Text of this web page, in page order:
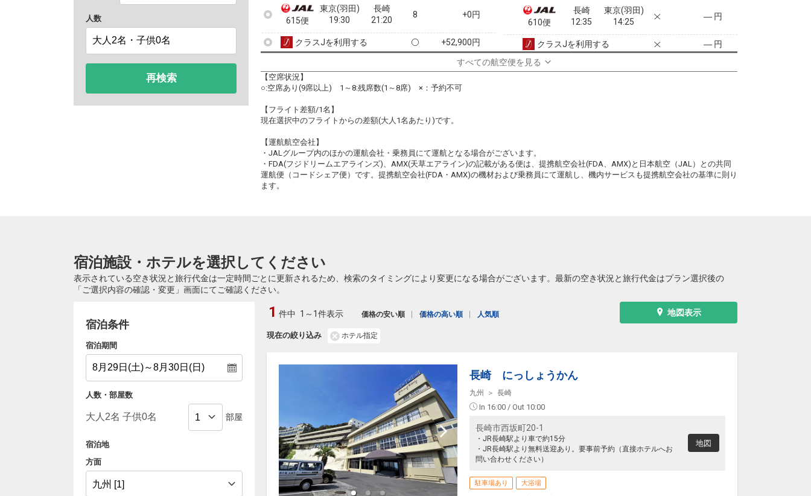
人数
再検索
615便
東京(羽田)
19:30
長崎
21:20
8 +0円
クラスJを利用する +52,900円
610便
長崎
12:35
東京(羽田)
14:25
― 円
クラスJを利用する ― 円
― 円
長崎
東京(羽田)
― 円
すべての航空便を見る
【空席状況】
○:空席あり(9席以上) 1～8:残席数(1～8席) ×：予約不可
【フライト差額/1名】
現在選択中のフライトからの差額(大人1名あたり)です。
【運航航空会社】
・JALグループ内のほかの運航会社・乗務員にて運航となる場合がございます。
・FDA(フジドリームエアラインズ)、AMX(天草エアライン)の記載がある便は、提携航空会社(FDA、AMX)と日本航空（JAL）との共同
運航便（コードシェア便）です。提携航空会社(FDA・AMX)の機材および乗務員にて運航し、機内サービスも提携航空会社の基準に則り
ます。
宿泊施設・ホテルを選択してください
表示されている空き状況と旅行代金は一定時間ごとに更新されるため、検索のタイミングにより変更になる場合がございます。最新の空き状況と旅行代金はプラン選択後の
「ご選択内容の確認・変更」画面にてご確認ください。
宿泊条件
宿泊期間
人数・部屋数
部屋
宿泊地
方面
地図表示
現在の絞り込み ホテル指定
1 件中 1～1件表示 価格の安い順 価格の高い順 人気順
長崎 にっしょうかん
九州 長崎
In 16:00 / Out 10:00
長崎市西坂町20-1
・JR長崎駅より車で約15分
・JR長崎駅より無料送迎あり。要事前予約（直接ホテルへお
問い合わせください）
地図
駐車場あり 大浴場